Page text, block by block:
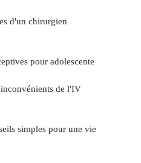
d'un chirurgien
pour adolescente
inconvénients de l'IV
simples pour une vie